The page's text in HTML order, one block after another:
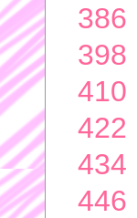
386
398
410
422
434
446